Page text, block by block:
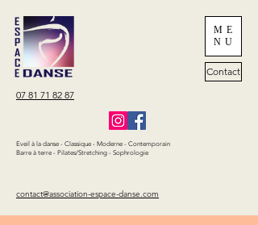
ME
NU
Contact
07 81 71 82 87
Eveil à la danse - Classique - Moderne - Contemporain
Barre à terre - Pilates/Stretching - Sophrologie
contact@association-espace-danse.com